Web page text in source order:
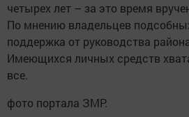
четырех лет – за это время
По мнению владельцев
поддержка от руководства
Имеющихся личных средств
все.
фото портала ЗМР.